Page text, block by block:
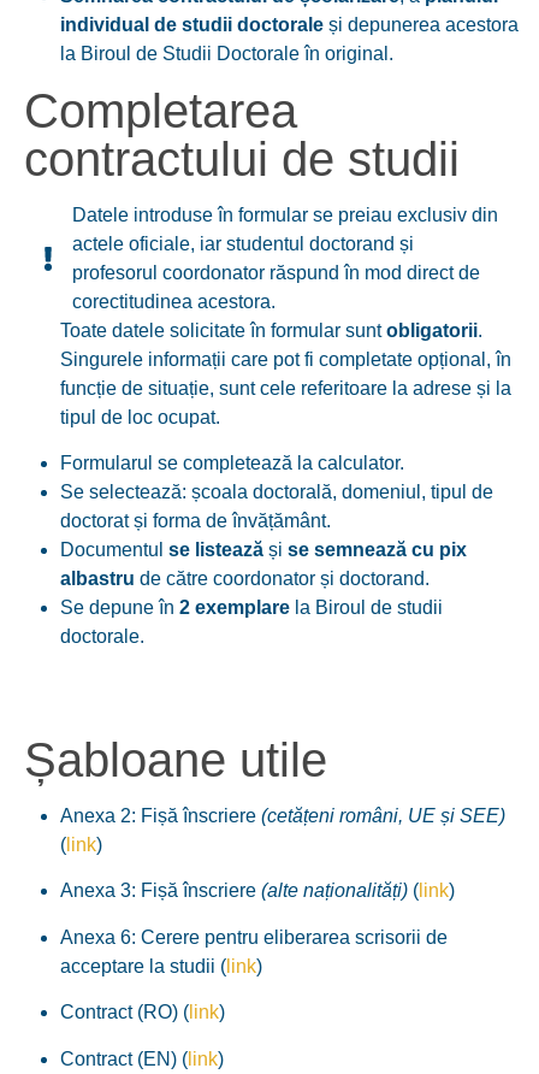
individual de studii doctorale și depunerea acestora
la Biroul de Studii Doctorale în original.
Completarea
contractului de studii
Datele introduse în formular se preiau exclusiv din
actele oficiale, iar studentul doctorand și
profesorul coordonator răspund în mod direct de
corectitudinea acestora.
Toate datele solicitate în formular suntobligatorii.
Singurele informații care pot fi completate opțional, în
funcție de situație, sunt cele referitoare la adrese și la
tipul de loc ocupat.
Formularul se completează la calculator.
Se selectează: școala doctorală, domeniul, tipul de
doctorat și forma de învățământ.
Documentul se listează și se semnează cu pix
albastru de către coordonator și doctorand.
Se depune în 2 exemplare la Biroul de studii
doctorale.
Șabloane utile
Anexa 2: Fișă înscriere (cetățeni români, UE și SEE)
( link)
Anexa 3: Fișă înscriere (alte naționalități) ( link)
Anexa 6: Cerere pentru eliberarea scrisorii de
acceptare la studii ( link)
Contract (RO) ( link)
Contract (EN) ( link)